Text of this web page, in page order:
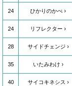
24 ひかりのかべ
24 リフレクター
28 サイドチェンジ
35 いたみわけ
40 サイコキネシス